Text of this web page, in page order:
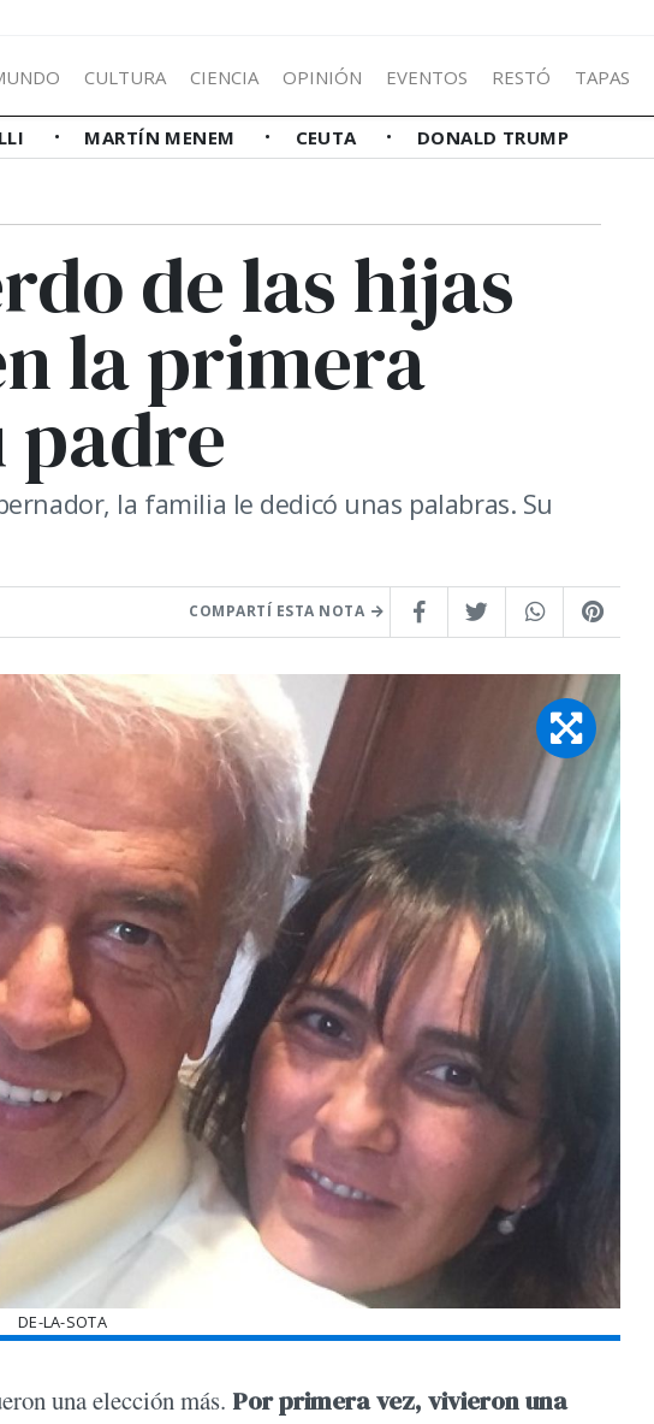
CULTURA CIENCIA OPINIÓN EVENTOS RESTÓ TAPAS
MARTÍN MENEM CEUTA DONALD TRUMP
de las hijas
la primera
padre
la familia le dedicó unas palabras. Su
COMPARTÍ ESTA NOTA
DE-LA-SOTA
una elección más. Por primera vez, vivieron una